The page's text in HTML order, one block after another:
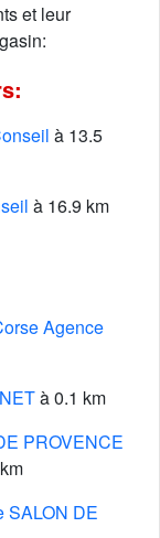
et leur
à 13.5
à 16.9 km
Agence
à 0.1 km
PROVENCE
SALON DE